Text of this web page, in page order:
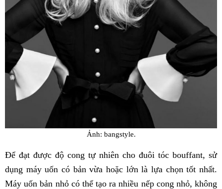
Ảnh: bangstyle.
Để đạt được độ cong tự nhiên cho đuôi tóc bouffant, sử
dụng máy uốn có bản vừa hoặc lớn là lựa chọn tốt nhất.
Máy uốn bản nhỏ có thể tạo ra nhiều nếp cong nhỏ, không